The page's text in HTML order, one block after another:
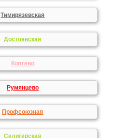
Тимирязевская
Достоевская
Коптево
Румянцево
Профсоюзная
Селигерская